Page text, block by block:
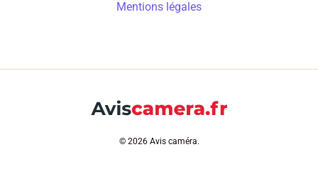
Mentions légales
© 2026 Avis caméra.